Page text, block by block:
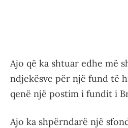
Ajo që ka shtuar edhe më
ndjekësve për një fund të
qenë një postim i fundit i
Ajo ka shpërndarë një